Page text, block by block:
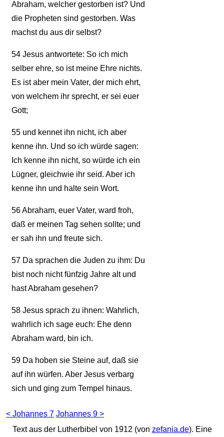
Abraham, welcher gestorben ist? Und
die Propheten sind gestorben. Was
machst du aus dir selbst?
54Jesus antwortete: So ich mich
selber ehre, so ist meine Ehre nichts.
Es ist aber mein Vater, der mich ehrt,
von welchem ihr sprecht, er sei euer
Gott;
55und kennet ihn nicht, ich aber
kenne ihn. Und so ich würde sagen:
Ich kenne ihn nicht, so würde ich ein
Lügner, gleichwie ihr seid. Aber ich
kenne ihn und halte sein Wort.
56Abraham, euer Vater, ward froh,
daß er meinen Tag sehen sollte; und
er sah ihn und freute sich.
57Da sprachen die Juden zu ihm: Du
bist noch nicht fünfzig Jahre alt und
hast Abraham gesehen?
58Jesus sprach zu ihnen: Wahrlich,
wahrlich ich sage euch: Ehe denn
Abraham ward, bin ich.
59Da hoben sie Steine auf, daß sie
auf ihn würfen. Aber Jesus verbarg
sich und ging zum Tempel hinaus.
< Johannes 7 Johannes 9 >
Text aus der Lutherbibel von 1912 (von zefania.de). Eine